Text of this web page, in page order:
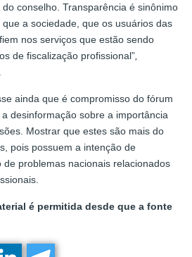
conselho. Transparência é sinônimo
a sociedade, que os usuários das
nos serviços que estão sendo
de fiscalização profissional”
ainda que é compromisso do fórum
desinformação sobre a importância
Mostrar que estes são mais do
pois possuem a intenção de
problemas nacionais relacionados
é permitida desde que a fonte